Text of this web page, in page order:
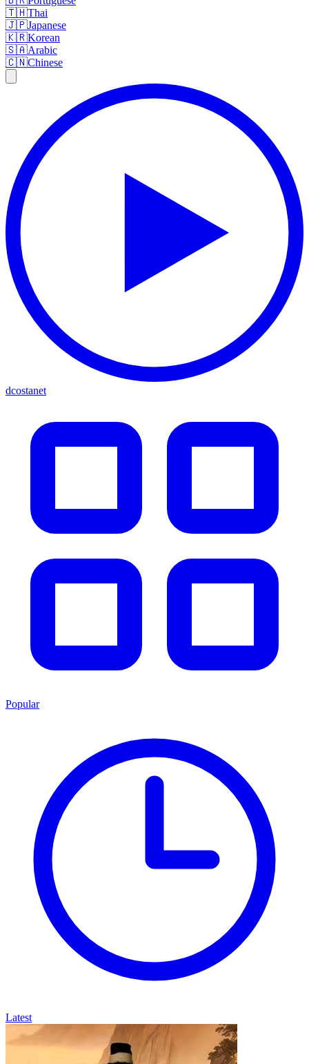
🇹🇭Thai
🇯🇵Japanese
🇰🇷Korean
🇸🇦Arabic
🇨🇳Chinese
dcostanet
Popular
Latest